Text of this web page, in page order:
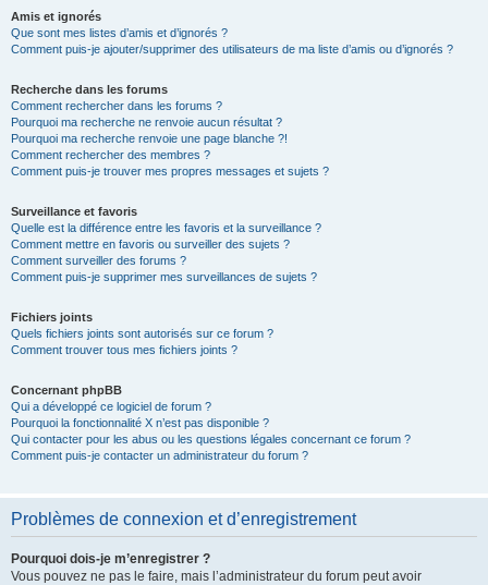
Amis et ignorés
Que sont mes listes d’amis et d’ignorés ?
Comment puis-je ajouter/supprimer des utilisateurs de ma liste d’amis ou d’ignorés ?
Recherche dans les forums
Comment rechercher dans les forums ?
Pourquoi ma recherche ne renvoie aucun résultat ?
Pourquoi ma recherche renvoie une page blanche ?!
Comment rechercher des membres ?
Comment puis-je trouver mes propres messages et sujets ?
Surveillance et favoris
Quelle est la différence entre les favoris et la surveillance ?
Comment mettre en favoris ou surveiller des sujets ?
Comment surveiller des forums ?
Comment puis-je supprimer mes surveillances de sujets ?
Fichiers joints
Quels fichiers joints sont autorisés sur ce forum ?
Comment trouver tous mes fichiers joints ?
Concernant phpBB
Qui a développé ce logiciel de forum ?
Pourquoi la fonctionnalité X n’est pas disponible ?
Qui contacter pour les abus ou les questions légales concernant ce forum ?
Comment puis-je contacter un administrateur du forum ?
Problèmes de connexion et d’enregistrement
Pourquoi dois-je m’enregistrer ?
Vous pouvez ne pas le faire, mais l’administrateur du forum peut avoir